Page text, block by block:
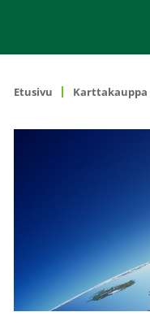
Etusivu Karttakauppa